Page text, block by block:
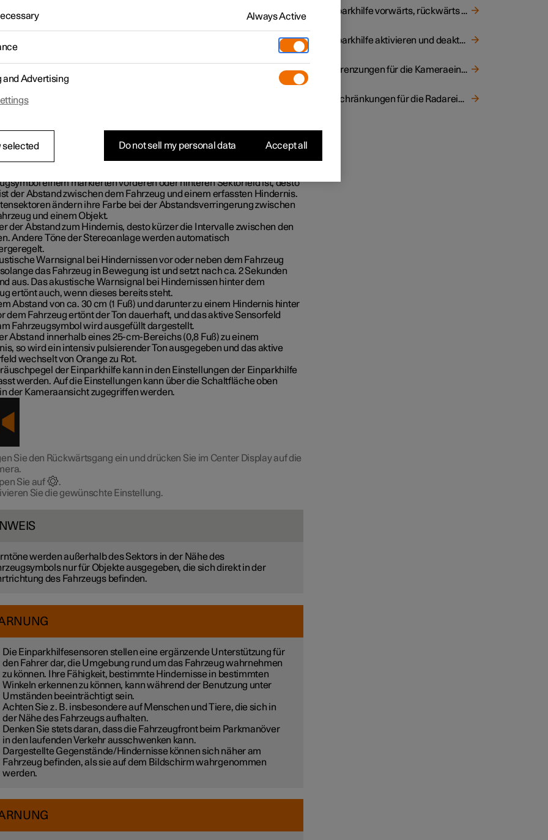
mit Hinderniszonen und Sensorsektoren.
Center Display erscheint ein Übersichtsbild, das das Verhältnis
dem Fahrzeug und erfassten Hindernissen zeigt.
einem markierten vorderen oder hinteren Sektorfeld ist, desto
der Abstand zwischen dem Fahrzeug und einem erfassten Hindernis.
ändern ihre Farbe bei der Abstandsverringerung zwischen
und einem Objekt.
der Abstand zum Hindernis, desto kürzer die Intervalle zwischen den
Andere Töne der Stereoanlage werden automatisch
Warnsignal bei Hindernissen vor oder neben dem Fahrzeug
das Fahrzeug in Bewegung ist und setzt nachca. 2 Sekunden
aus. Das akustische Warnsignal bei Hindernissen hinter dem
ertönt auch, wenn dieses bereits steht.
Abstand von ca. 30 cm (1 Fuß) und darunter zu einem Hindernis hinter
dem Fahrzeug ertönt der Ton dauerhaft, und das aktive Sensorfeld
Fahrzeugsymbol wird ausgefüllt dargestellt.
Abstand innerhalb eines25-cm-Bereichs (0,8 Fuß)zu einem
so wird ein intensiv pulsierender Ton ausgegeben und das aktive
wechselt von Orange zu Rot.
der Einparkhilfe kann in den Einstellungen der Einparkhilfe
werden. Auf die Einstellungen kann über die Schaltfläche oben
der Kameraansicht zugegriffen werden.
Sie den Rückwärtsgang ein und drücken Sie im Center Display auf die
Sie auf
.
Sie die gewünschte Einstellung.
werden außerhalb des Sektors in der Nähe des
nur für Objekte ausgegeben, die sich direkt in der
des Fahrzeugs befinden.
Die Einparkhilfesensoren stellen eine ergänzende Unterstützung für
den Fahrer dar, die Umgebung rund um das Fahrzeug wahrnehmen
zu können. Ihre Fähigkeit, bestimmte Hindernisse in bestimmten
Winkeln erkennen zu können, kann während der Benutzung unter
Umständen beeinträchtigt sein.
Achten Sie z. B. insbesondere auf Menschen und Tiere, die sich in
der Nähe des Fahrzeugs aufhalten.
Denken Sie stets daran, dass die Fahrzeugfront beim Parkmanöver
in den laufenden Verkehr ausschwenken kann.
Dargestellte Gegenstände/Hindernisse können sich näher am
Fahrzeug befinden, als sie auf dem Bildschirm wahrgenommen
werden.
Einparkhilfe vorwärts, rückwärts und seitwärts
Einparkhilfe aktivieren und deaktivieren
Begrenzungen für die Kameraeinheit
Beschränkungen für die Radareinheit
Always Active
and Advertising
selected Do not sell my personal data Accept all